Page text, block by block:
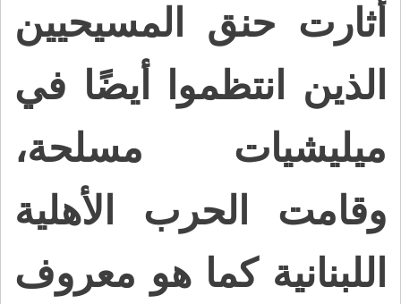
أثارت حنق المسيحيين
الذين انتظموا أيضًا في
ميليشيات مسلحة،
وقامت الحرب الأهلية
اللبنانية كما هو معروف